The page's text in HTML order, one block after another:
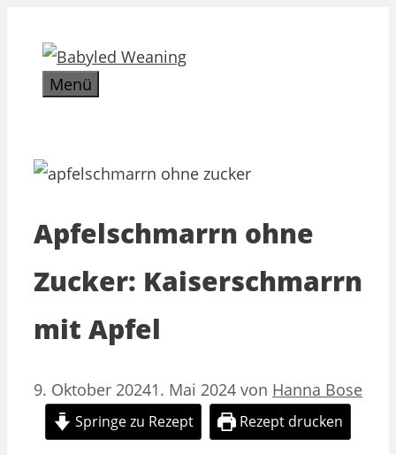
Inhalt
springenMenü
Apfelschmarrn ohne
Zucker: Kaiserschmarrn
mit Apfel
9. Oktober 20241. Mai 2024 von Hanna Bose
Springe zu Rezept Rezept drucken